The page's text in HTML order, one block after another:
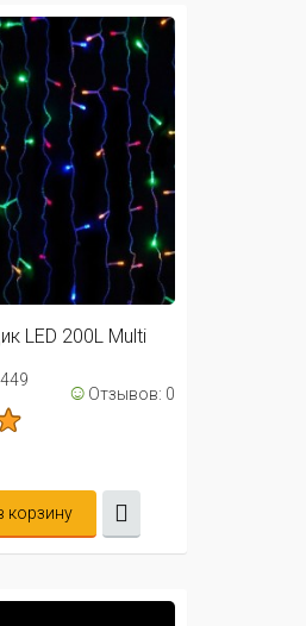
LED 200L Multi
☺ Отзывов: 0
корзину